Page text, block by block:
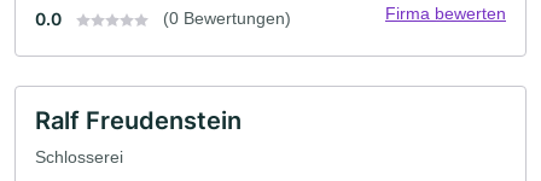
0.0 (0 Bewertungen) Firma bewerten
Ralf Freudenstein
Schlosserei